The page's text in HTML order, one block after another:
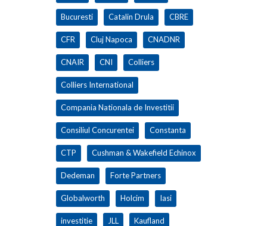
Bucuresti Catalin Drula CBRE
CFR Cluj Napoca CNADNR
CNAIR CNI Colliers
Colliers International
Compania Nationala de Investitii
Consiliul Concurentei Constanta
CTP Cushman & Wakefield Echinox
Dedeman Forte Partners
Globalworth Holcim Iasi
investitie JLL Kaufland